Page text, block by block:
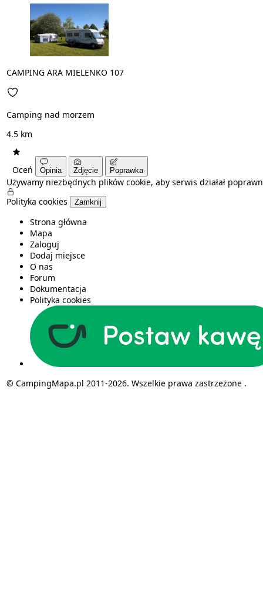
CAMPING ARA MIELENKO 107
Camping nad morzem
4.5 km
Oceń Opinia Zdjęcie Poprawka
Używamy niezbędnych plików cookie, aby serwis działał
Polityka cookies
Zamknij
Strona główna
Mapa
Zaloguj
Dodaj miejsce
O nas
Forum
Dokumentacja
Polityka cookies
© CampingMapa.pl 2011-2026. Wszelkie prawa zastrzeżone .